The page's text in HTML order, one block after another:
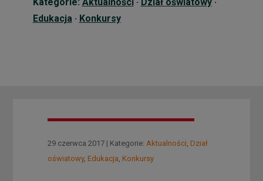
Kategorie: Aktualności· Dział oświatowy·
Edukacja · Konkursy
29 czerwca 2017 | Kategorie: Aktualności Dział
oświatowy, Edukacja Konkursy